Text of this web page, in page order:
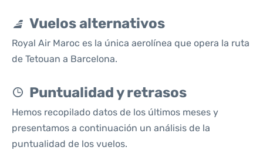
Vuelos alternativos
Royal Air Maroc es la única aerolínea que opera la ruta
de Tetouan a Barcelona.
Puntualidad y retrasos
Hemos recopilado datos de los últimos meses y
presentamos a continuación un análisis de la
puntualidad de los vuelos.